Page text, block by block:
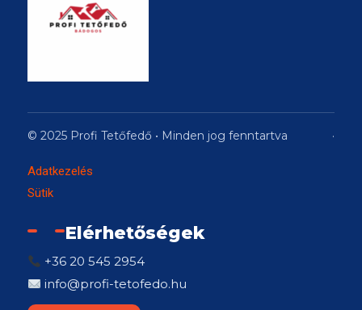
© 2025 Profi Tetőfedő • Minden jog fenntartva ·
Adatkezelés
Sütik
Elérhetőségek
+36 20 545 2954
info@profi-tetofedo.hu